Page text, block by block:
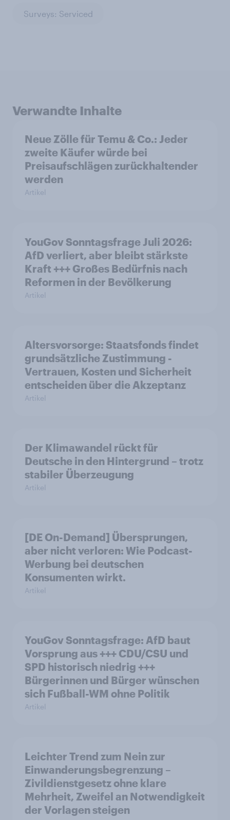
Surveys: Serviced
Verwandte Inhalte
Neue Zölle für Temu & Co.: Jeder
zweite Käufer würde bei
Preisaufschlägen zurückhaltender
werden
Artikel
YouGov Sonntagsfrage Juli 2026:
AfD verliert, aber bleibt stärkste
Kraft +++ Großes Bedürfnis nach
Reformen in der Bevölkerung
Artikel
Altersvorsorge: Staatsfonds findet
grundsätzliche Zustimmung -
Vertrauen, Kosten und Sicherheit
entscheiden über die Akzeptanz
Artikel
Der Klimawandel rückt für
Deutsche in den Hintergrund – trotz
stabiler Überzeugung
Artikel
[DE On-Demand] Übersprungen,
aber nicht verloren: Wie Podcast-
Werbung bei deutschen
Konsumenten wirkt.
Artikel
YouGov Sonntagsfrage: AfD baut
Vorsprung aus +++ CDU/CSU und
SPD historisch niedrig +++
Bürgerinnen und Bürger wünschen
sich Fußball-WM ohne Politik
Artikel
Leichter Trend zum Nein zur
Einwanderungsbegrenzung –
Zivildienstgesetz ohne klare
Mehrheit, Zweifel an Notwendigkeit
der Vorlagen steigen